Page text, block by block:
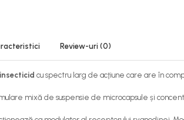
Review-uri (0)
cu spectru larg de acţiune care are în
mixă de suspensie de microcapsule și